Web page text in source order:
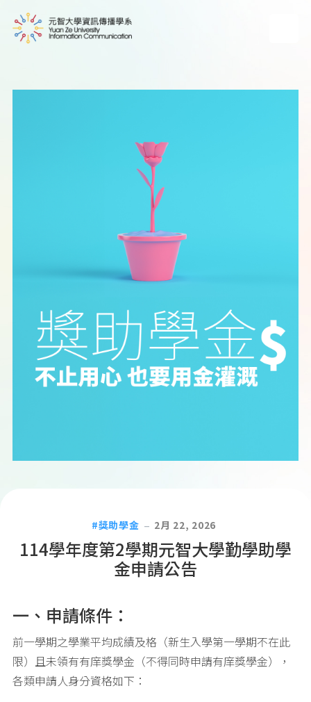
獎助學金 2月 22, 2026
114學年度第2學期元智大學勤學助學
金申請公告
一、申請條件：
前一學期之學業平均成績及格（新生入學第一學期不在此
限）且未領有有庠獎學金（不得同時申請有庠獎學金），
各類申請人身分資格如下：